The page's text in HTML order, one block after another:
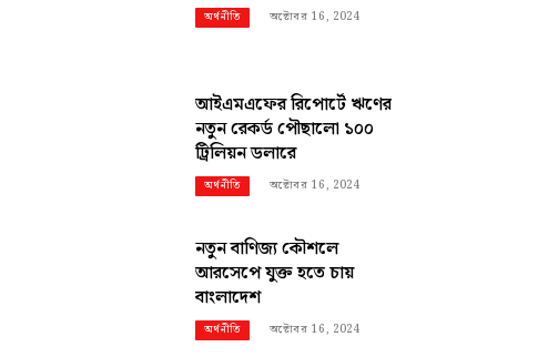
অর্থনীতি অক্টোবর 16, 2024
আইএমএফের রিপোর্টে ঋণের
নতুন রেকর্ড পৌছালো ১০০
ট্রিলিয়ন ডলারে
অর্থনীতি অক্টোবর 16, 2024
নতুন বাণিজ্য কৌশলে
আরসেপে যুক্ত হতে চায়
বাংলাদেশ
অর্থনীতি অক্টোবর 16, 2024